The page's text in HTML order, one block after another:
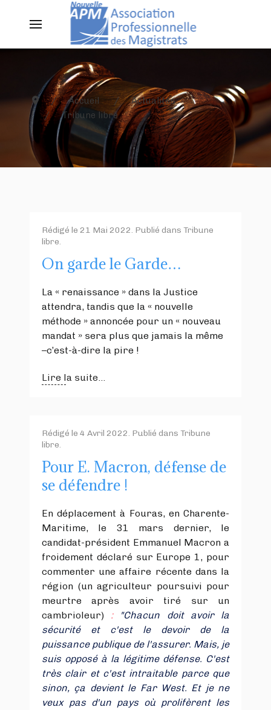
Accueil
Actualités
Tribune libre
Rédigé le 21 Mai 2022. Publié dans Tribune
libre.
On garde le Garde…
La « renaissance » dans la Justice
attendra, tandis que la « nouvelle
méthode » annoncée pour un « nouveau
mandat » sera plus que jamais la même
–c’est-à-dire la pire !
Lire la suite...
Rédigé le 4 Avril 2022. Publié dans Tribune
libre.
Pour E. Macron, défense de
se défendre !
En déplacement à Fouras, en Charente-
Maritime, le 31 mars dernier, le
candidat-président Emmanuel Macron a
froidement déclaré sur Europe 1, pour
commenter une affaire récente dans la
région (un agriculteur poursuivi pour
meurtre après avoir tiré sur un
cambrioleur) :
"Chacun doit avoir la
sécurité et c'est le devoir de la
puissance publique de l'assurer. Mais, je
suis opposé à la légitime défense. C'est
très clair et c'est intraitable parce que
sinon, ça devient le Far West. Et je ne
veux pas d'un pays où prolifèrent les